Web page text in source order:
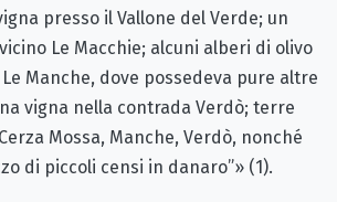
presso il Vallone del Verde; un
Le Macchie; alcuni alberi di olivo
Manche, dove possedeva pure altre
vigna nella contrada Verdò; terre
Mossa, Manche, Verdò, nonché
di piccoli censi in danaro”» (1).